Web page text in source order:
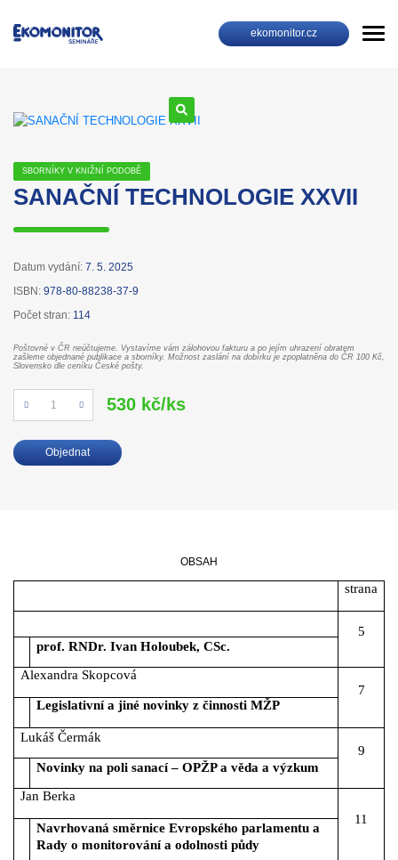
ekomonitor.cz
SBORNÍKY V KNIŽNÍ PODOBĚ
SANAČNÍ TECHNOLOGIE XXVII
Datum vydání: 7. 5. 2025
ISBN: 978-80-88238-37-9
Počet stran: 114
Poštovné v ČR neúčtujeme. Vystavíme vám zálohovou fakturu a po jejím uhrazení obratem
zašleme objednané publikace a sborníky. Možnost zaslání na dobírku je zpoplatněna do ČR 100 Kč,
Slovensko dle ceníku České pošty.
Počet 530 kč/ks
Objednat
OBSAH
strana
5
prof. RNDr. Ivan Holoubek, CSc.
Alexandra Skopcová
7
Legislativní a jiné novinky z činnosti MŽP
Lukáš Čermák
9
Novinky na poli sanací – OPŽP a věda a výzkum
Jan Berka
11
Navrhovaná směrnice Evropského parlamentu a
Rady o monitorování a odolnosti půdy